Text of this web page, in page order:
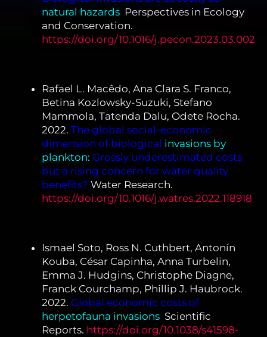
natural hazards. Perspectives in Ecology
and Conservation.
https://doi.org/10.1016/j.pecon.2023.03.002
Rafael L. Macêdo, Ana Clara S. Franco,
Betina Kozlowsky-Suzuki, Stefano
Mammola, Tatenda Dalu, Odete Rocha.
2022. The global social-economic
dimension of biological invasions by
plankton: Grossly underestimated costs
but a rising concern for water quality
benefits? Water Research.
https://doi.org/10.1016/j.watres.2022.118918
Ismael Soto, Ross N. Cuthbert, Antonín
Kouba, César Capinha, Anna Turbelin,
Emma J. Hudgins, Christophe Diagne,
Franck Courchamp, Phillip J. Haubrock.
2022. Global economic costs of
herpetofauna invasions. Scientific
Reports. https://doi.org/10.1038/s41598-